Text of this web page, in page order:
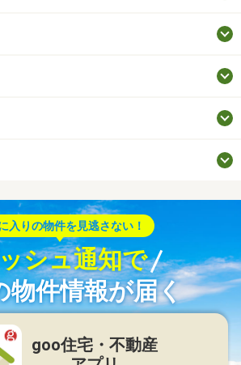
入りの物件を見逃さない！
シュ通知で
物件情報が届く
goo住宅・不動産